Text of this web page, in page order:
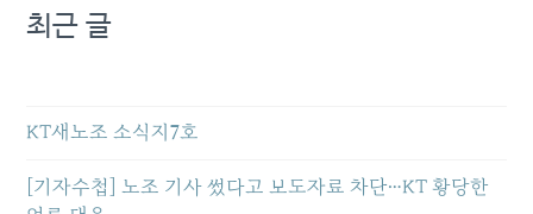
최근 글
KT새노조 소식지7호
[기자수첩] 노조 기사 썼다고 보도자료 차단…KT 황당한